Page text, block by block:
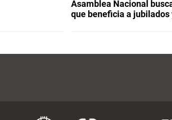
Asamblea Nacional
que beneficia a jubilados